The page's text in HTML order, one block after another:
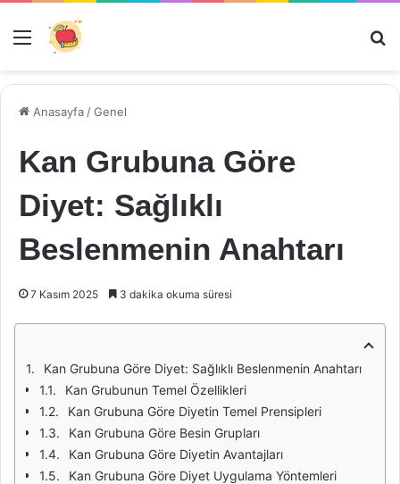
Menü
Anasayfa /Genel
Kan Grubuna Göre
Diyet: Sağlıklı
Beslenmenin Anahtarı
7 Kasım 2025 3 dakika okuma süresi
Kan Grubuna Göre Diyet: Sağlıklı Beslenmenin Anahtarı
Kan Grubunun Temel Özellikleri
Kan Grubuna Göre Diyetin Temel Prensipleri
Kan Grubuna Göre Besin Grupları
Kan Grubuna Göre Diyetin Avantajları
Kan Grubuna Göre Diyet Uygulama Yöntemleri